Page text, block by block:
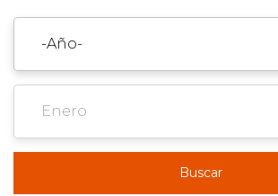
Buscar